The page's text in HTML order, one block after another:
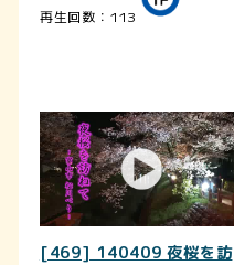
再生回数：113
[469] 140409 夜桜を訪